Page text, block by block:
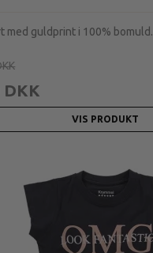
med guldprint i 100% bomuld.
DKK
VIS PRODUKT